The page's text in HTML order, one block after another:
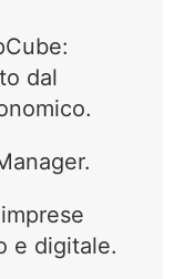
dal
e digitale.